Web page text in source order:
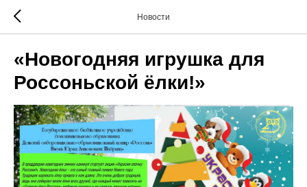
Новости
«Новогодняя игрушка для
Россоньской ёлки!»